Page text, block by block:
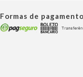
Formas de pagamento